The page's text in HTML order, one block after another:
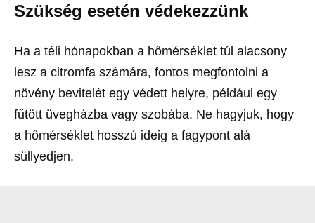
Szükség esetén védekezzünk
Ha a téli hónapokban a hőmérséklet túl alacsony
lesz a citromfa számára, fontos megfontolni a
növény bevitelét egy védett helyre, például egy
fűtött üvegházba vagy szobába. Ne hagyjuk, hogy
a hőmérséklet hosszú ideig a fagypont alá
süllyedjen.